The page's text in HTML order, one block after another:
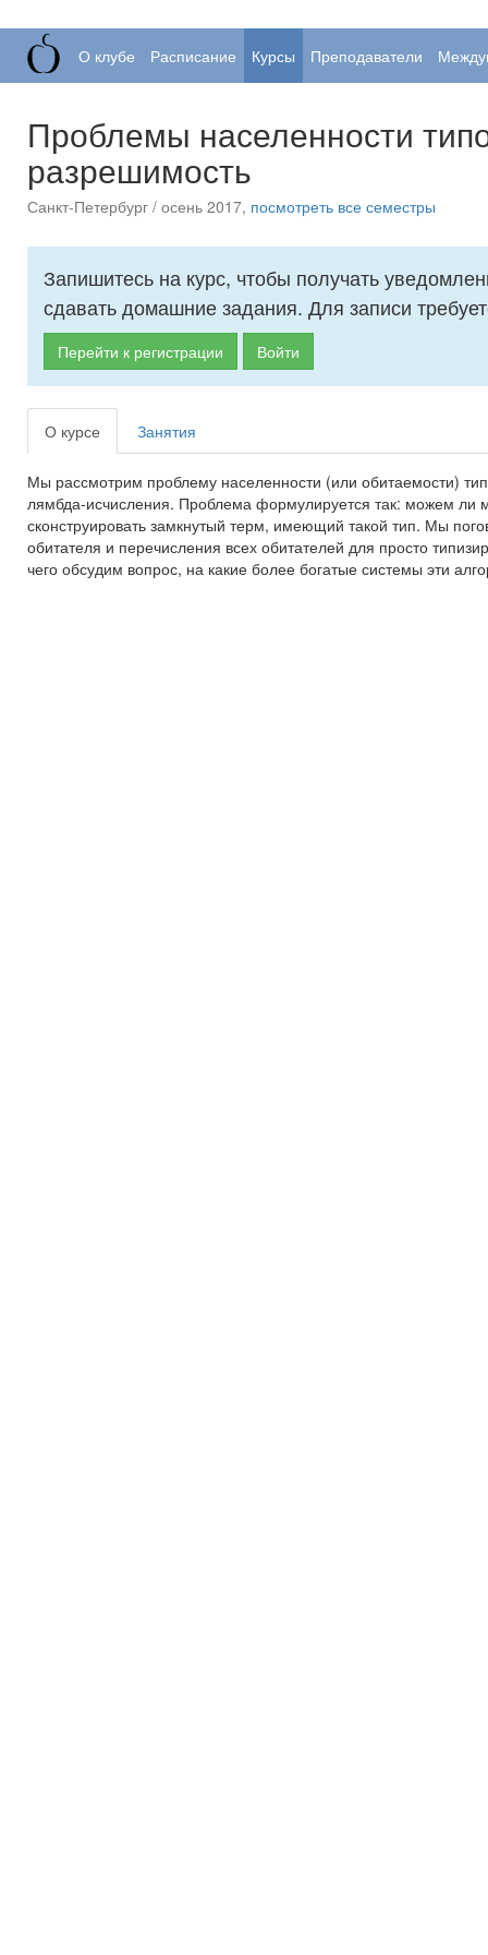
О клубе Расписание Курсы Преподаватели
Проблемы населенности
разрешимость
Санкт-Петербург / осень 2017, посмотреть все семестры
Запишитесь на курс, чтобы получать
сдавать домашние задания. Для записи
Перейти к регистрации Войти
О курсе Занятия
Мы рассмотрим проблему населенности (или обитаемости)
лямбда-исчисления. Проблема формулируется так: можем ли
сконструировать замкнутый терм, имеющий такой тип. Мы
обитателя и перечисления всех обитателей для просто
чего обсудим вопрос, на какие более богатые системы эти